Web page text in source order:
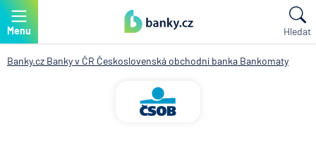
Menu Hledat
Banky.cz Banky v ČR Československá obchodní banka Bankomaty